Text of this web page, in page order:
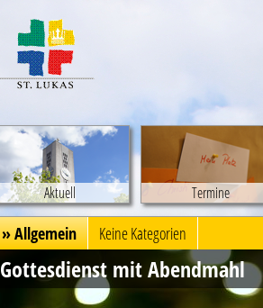
Aktuell Termine
» Allgemein Keine Kategorien
Gottesdienst mit Abendmahl